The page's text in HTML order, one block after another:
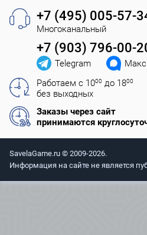
+7 (495) 005-57-
Многоканальный
+7 (903) 796-00-
Telegram
Макс
Работаем с 1000 до 1800
без выходных
Заказы через сайт
принимаются
SavelaGame.ru © 2009-2026.
Информация на сайте не является